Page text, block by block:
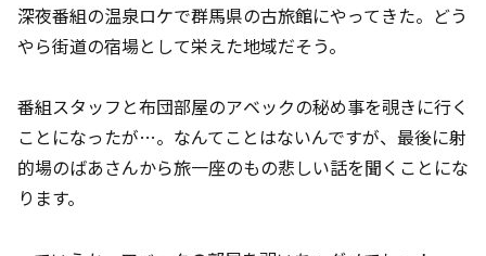
深夜番組の温泉ロケで群馬県の古旅館にやってきた。どう
やら街道の宿場として栄えた地域だそう。
番組スタッフと布団部屋のアベックの秘め事を覗きに行く
ことになったが…。なんてことはないんですが、最後に射
的場のばあさんから旅一座のもの悲しい話を聞くことにな
ります。